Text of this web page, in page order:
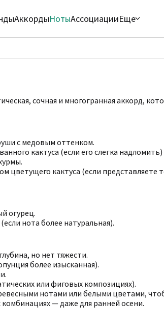
АккордыНотыАссоциацииЕще
сочная и многогранная аккорд,
с медовым оттенком.
кактуса (если его слегка
цветущего кактуса (если представляете
огурец.
нота более натуральная).
но нет тяжести.
более изысканная).
или фиговых композициях).
нотами или белыми цветами,
— даже для ранней осени.